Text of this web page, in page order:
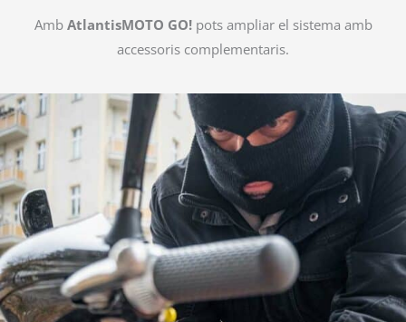
Amb AtlantisMOTO GO!pots ampliar el sistema amb
accessoris complementaris.